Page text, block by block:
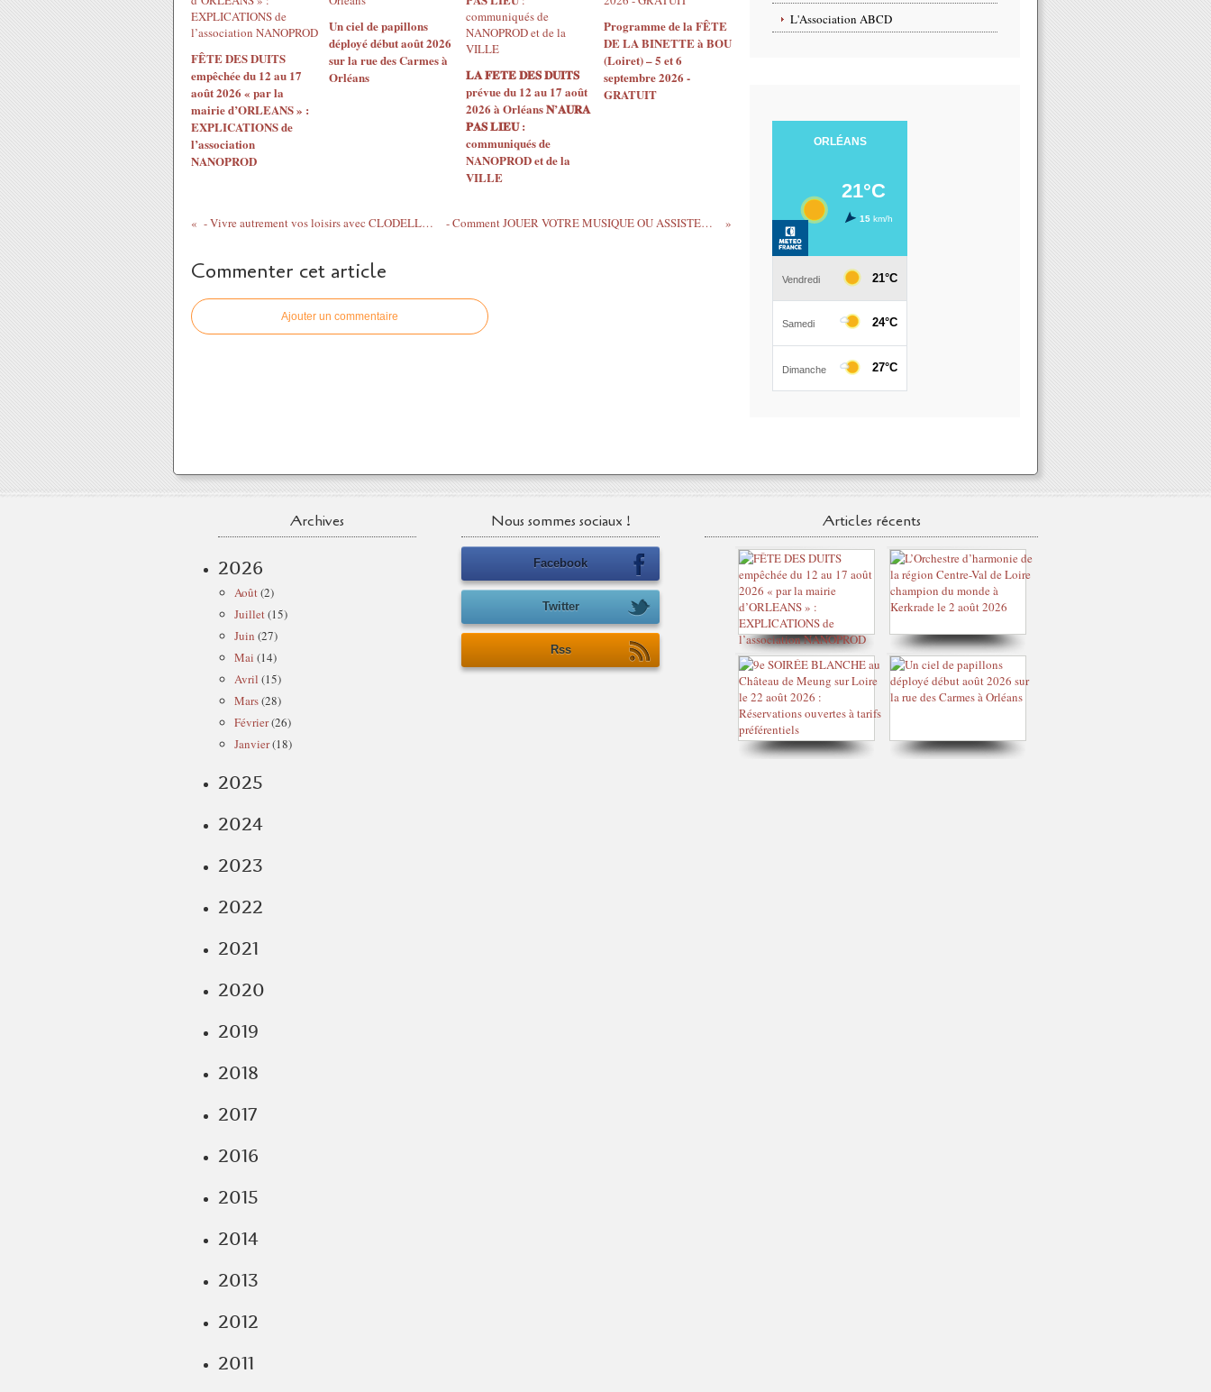
FÊTE DES DUITS
empêchée du 12 au 17
août 2026 « par la
mairie d’ORLEANS » :
EXPLICATIONS de
l’association
NANOPROD
Un ciel de papillons
déployé début août 2026
sur la rue des Carmes à
Orléans
𝐋𝐀 𝐅𝐄𝐓𝐄 𝐃𝐄𝐒 𝐃𝐔𝐈𝐓𝐒
prévue du 12 au 17 août
2026 à Orléans 𝐍’𝐀𝐔𝐑𝐀
𝐏𝐀𝐒 𝐋𝐈𝐄𝐔 :
communiqués de
NANOPROD et de la
VILLE
Programme de la FÊTE
DE LA BINETTE à BOU
(Loiret) – 5 et 6
septembre 2026 -
GRATUIT
- Vivre autrement vos loisirs avec CLODELLE Nouvel... - Comment JOUER VOTRE MUSIQUE OU ASSISTER aux MINI...
Commenter cet article
Ajouter un commentaire
L'Association ABCD
Archives
2026
Août(2)
Juillet(15)
Juin (27)
Mai (14)
Avril (15)
Mars(28)
Février(26)
Janvier(18)
2025
2024
2023
2022
2021
2020
2019
2018
2017
2016
2015
2014
2013
2012
2011
Nous sommes sociaux !
Facebook
Twitter
Rss
Articles récents